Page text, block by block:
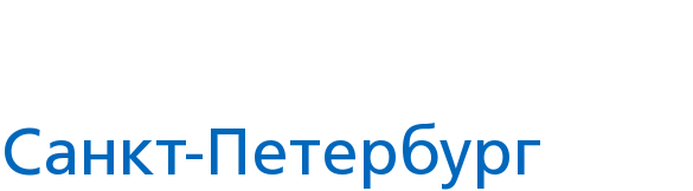
Санкт-Петербург